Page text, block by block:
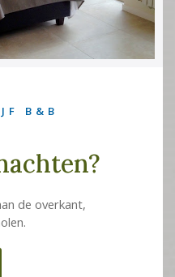
B&B
de overkant,